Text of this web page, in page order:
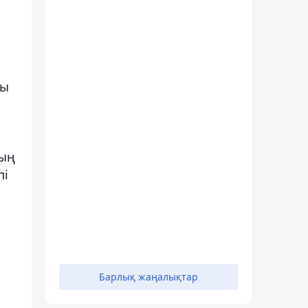
Барлық жаңалықтар